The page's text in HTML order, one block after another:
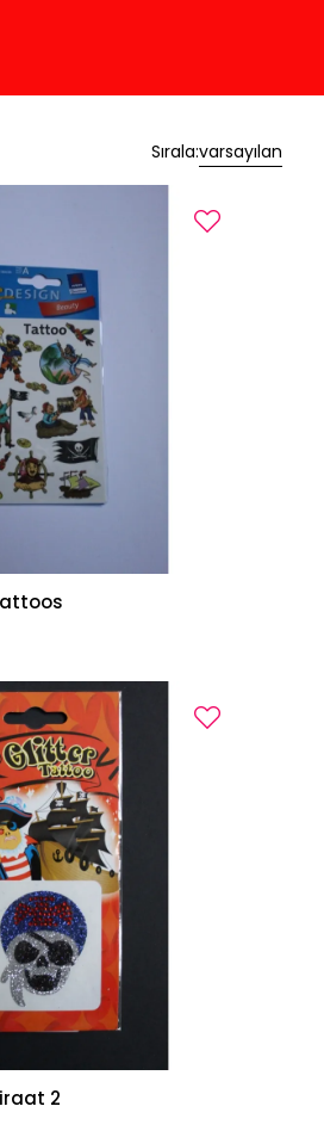
Sırala:varsayılan
2